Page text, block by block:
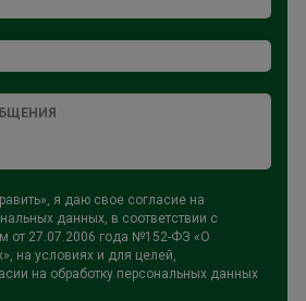
я даю свое согласие на
данных, в соответствии с
от 27.07.2006 года №152-ФЗ «О
на условиях и для целей,
на обработку персональных данных